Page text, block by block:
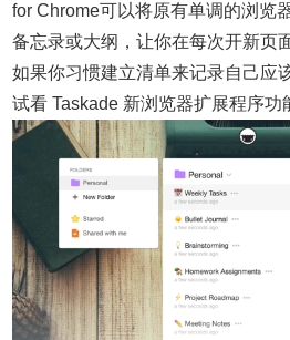
for Chrome可以将原有单调的浏览
备忘录或大纲，让你在每次开新页
如果你习惯建立清单来记录自己应
试看 Taskade 新浏览器扩展程序功